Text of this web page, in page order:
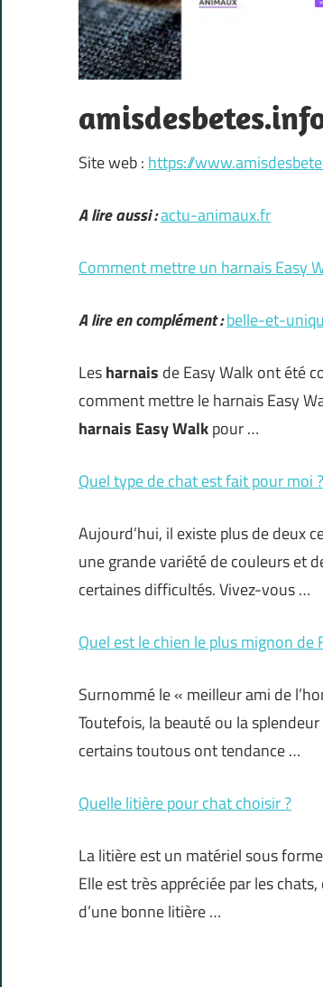
Site web : https://
A lire aussi :actu-animaux.fr
Comment mettre un harnais Easy
A lire en complément :belle-et-
Lesharnais de Easy Walk ont été
comment mettre le harnais Easy
harnais Easy Walkpour …
Quel type de chat est fait pour moi ?
Aujourd’hui, il existe plus de deux
une grande variété de couleurs et
certaines difficultés. Vivez-vous …
Quel est le chien le plus mignon de
Surnommé le « meilleur ami de
Toutefois, la beauté ou la
certains toutous ont tendance …
Quelle litière pour chat choisir ?
La litière est un matériel sous
Elle est très appréciée par les
d’une bonne litière …